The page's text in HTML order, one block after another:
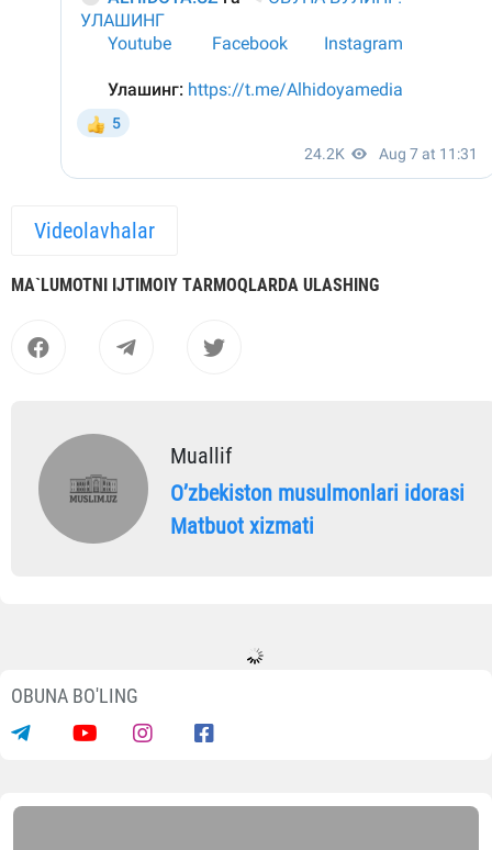
Videolavhalar
MА`LUMOTNI IJTIMOIY TАRMOQLАRDА ULАSHING
Muallif
Oʼzbekiston musulmonlari idorasi
Matbuot xizmati
OBUNA BO'LING